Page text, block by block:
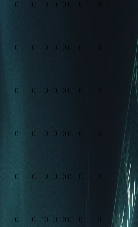
0 0 0 0 0:0
0 0 0 0 0:0
0 0 0 0 0:0 0
0 0 0 0 0:0 0
0 0 0 0 0:0 0 0
0 0 0 0 0:0 0 0